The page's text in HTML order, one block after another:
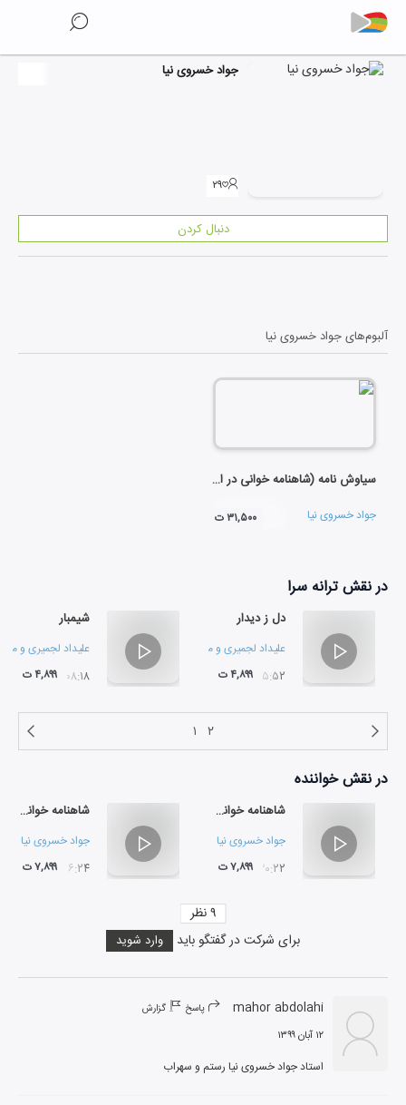
جواد خسروی نیا
۲۹
دنبال کردن
آلبوم‌هایجواد خسروی نیا
سیاوش نامه (شاهنامه خوانی در ایل بختیاری)
جواد خسروی نیا ۳۱,۵۰۰ ت
در نقشترانه سرا
دل ز دیدار
علیداد لجمیری و محمد علی منجزی
۰۵:۵۲ ۴,۸۹۹ ت
شیمبار
علیداد لجمیری و
۰۸:۱۸ ۴,۸۹۹ ت
۱ ۲
در نقشخواننده
شاهنامه خوانی 4
جواد خسروی نیا
۲۰:۲۲ ۷,۸۹۹ ت
شاهنامه خوانی 3
جواد خسروی نیا
۲۶:۲۴ ۷,۸۹۹ ت
برای شرکت در گفتگو باید وارد شوید
۹نظر
mahor abdolahi پاسخ گزارش
۱۲ آبان ۱۳۹۹
استاد جواد خسروی نیا رستم و سهراب